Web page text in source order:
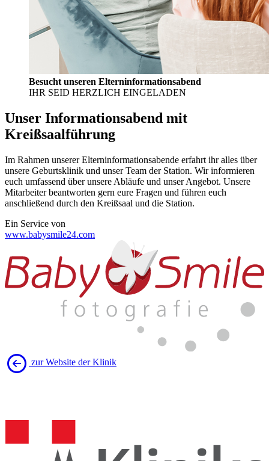
Besucht unseren Elterninformationsabend
IHR SEID HERZLICH EINGELADEN
Unser Informationsabend mit
Kreißsaalführung
Im Rahmen unserer Elterninformationsabende erfahrt ihr alles über
unsere Geburtsklinik und unser Team der Station. Wir informieren
euch umfassend über unsere Abläufe und unser Angebot. Unsere
Mitarbeiter beantworten gern eure Fragen und führen euch
anschließend durch den Kreißsaal und die Station.
Ein Service von
www.babysmile24.com
zur Website der Klinik